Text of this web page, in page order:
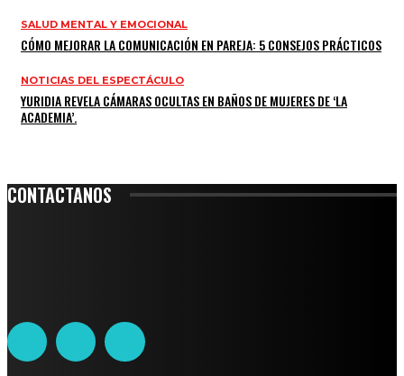
SALUD MENTAL Y EMOCIONAL
CÓMO MEJORAR LA COMUNICACIÓN EN PAREJA: 5 CONSEJOS PRÁCTICOS
NOTICIAS DEL ESPECTÁCULO
YURIDIA REVELA CÁMARAS OCULTAS EN BAÑOS DE MUJERES DE ‘LA
ACADEMIA’.
CONTACTANOS